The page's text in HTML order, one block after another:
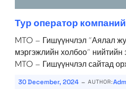
Тур оператор
MTO – Гишүүнчлэл “Аялал
мэргэжлийн холбоо” нийтийн
MTO – Гишүүнчлэл сайтад
30 December, 2024 - AUTHOR: